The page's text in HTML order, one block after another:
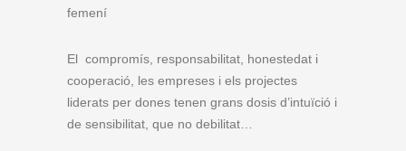
femení
El compromís, responsabilitat, honestedat i
cooperació, les empreses i els projectes
liderats per dones tenen grans dosis d’intuïció i
de sensibilitat, que no debilitat…